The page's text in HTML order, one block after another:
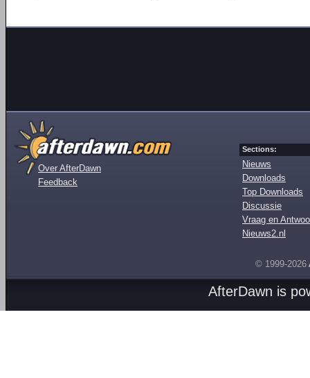
Over AfterDawn
Feedback
Sections:
Nieuws
Downloads
Top Downloads
Discussie
Vraag en
Nieuws2.nl
© 1999-2026
AfterDawn is